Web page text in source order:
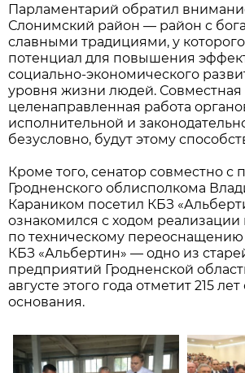
Парламентарий обратил
Слонимский район — район с
славными традициями, у
потенциал для повышения
социально-экономического
уровня жизни людей. Совместная
целенаправленная работа
исполнительной и
безусловно, будут этому
Кроме того, сенатор совместно с
Гродненского облисполкома
Караником посетил КБЗ
ознакомился с ходом
по техническому переоснащению
КБЗ «Альбертин» — одно из
предприятий Гродненской
августе этого года отметит 215
основания.